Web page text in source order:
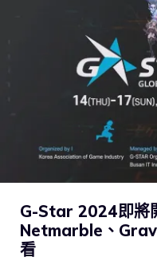
G-Star 2024即將
Netmarble、
看